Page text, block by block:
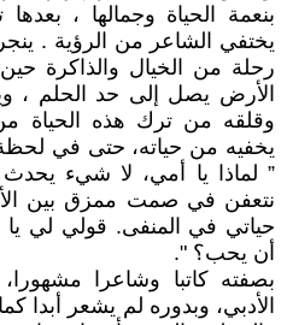
بنعمة الحياة وجمالها ،
يختفي الشاعر من الرؤية .
رحلة من الخيال والذاكرة
الأرض يصل إلى حد الحلم ،
وقلقه من ترك هذه الحياة
يخفيه من حياته، حتى في
” لماذا يا أمي، لا شيء يحدث
نتعفن في صمت ممزق بين
حياتي في المنفى. قولي لي يا
أن يحب؟ ".
بصفته كاتبا وشاعرا
الأدبي، وبدوره لم يشعر أبدا